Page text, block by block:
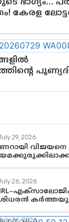
ഭാഗ്യം…
കേരള
29, 2026
വിജയനെ
മൊഴി
26, 2026
ചോദ്യം
26, 2026